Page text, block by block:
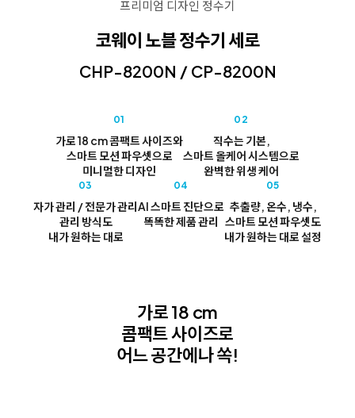
프리미엄 디자인 정수기
코웨이 노블 정수기 세로
CHP-8200N / CP-8200N
01
가로 18 cm 콤팩트 사이즈와
스마트 모션 파우셋으로
미니멀한 디자인
02
직수는 기본,
스마트 올케어 시스템으로
완벽한 위생 케어
03
자가 관리 / 전문가 관리
관리 방식도
내가 원하는 대로
04
AI 스마트 진단으로
똑똑한 제품 관리
05
추출량, 온수, 냉수,
스마트 모션 파우셋도
내가 원하는 대로 설정
가로 18 cm
콤팩트 사이즈로
어느 공간에나 쏙!